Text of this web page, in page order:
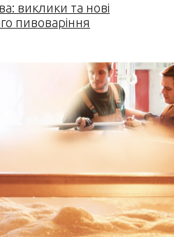
виклики та нові
пивоваріння